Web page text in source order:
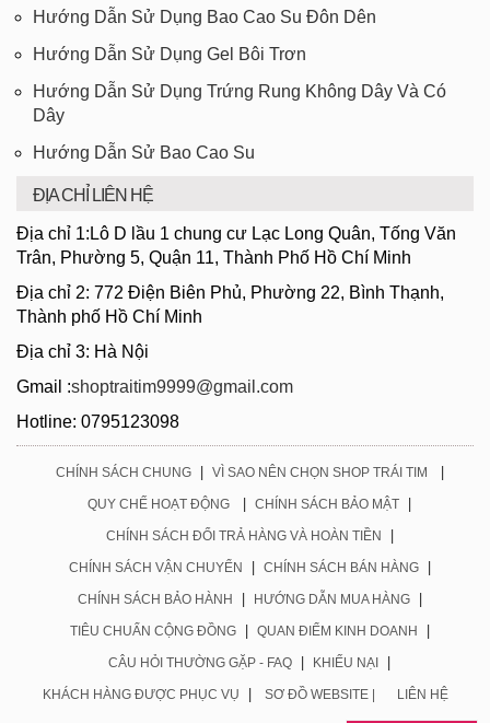
Hướng Dẫn Sử Dụng Bao Cao Su Đôn Dên
Hướng Dẫn Sử Dụng Gel Bôi Trơn
Hướng Dẫn Sử Dụng Trứng Rung Không Dây Và Có
Dây
Hướng Dẫn Sử Bao Cao Su
ĐỊA CHỈ LIÊN HỆ
Địa chỉ 1:Lô D lầu 1 chung cư Lạc Long Quân, Tống Văn
Trân, Phường 5, Quận 11, Thành Phố Hồ Chí Minh
Địa chỉ 2: 772 Điện Biên Phủ, Phường 22, Bình Thạnh,
Thành phố Hồ Chí Minh
Địa chỉ 3: Hà Nội
Gmail :shoptraitim9999@gmail.com
Hotline: 0795123098
CHÍNH SÁCH CHUNG | VÌ SAO NÊN CHỌN SHOP TRÁI TIM |
QUY CHẾ HOẠT ĐỘNG | CHÍNH SÁCH BẢO MẬT |
CHÍNH SÁCH ĐỔI TRẢ HÀNG VÀ HOÀN TIỀN |
CHÍNH SÁCH VẬN CHUYỂN | CHÍNH SÁCH BÁN HÀNG |
CHÍNH SÁCH BẢO HÀNH | HƯỚNG DẪN MUA HÀNG |
TIÊU CHUẨN CỘNG ĐỒNG | QUAN ĐIỂM KINH DOANH |
CÂU HỎI THƯỜNG GẶP - FAQ | KHIẾU NẠI |
KHÁCH HÀNG ĐƯỢC PHỤC VỤ | SƠ ĐỒ WEBSITE | LIÊN HỆ